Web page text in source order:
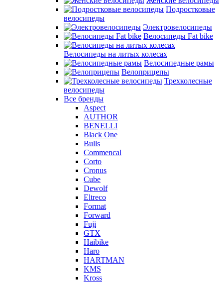
Подростковые
велосипеды
Электровелосипеды
Велосипеды Fat bike
Велосипеды на литых колесах
Велосипедные рамы
Велоприцепы
Трехколесные
велосипеды
Все бренды
Aspect
AUTHOR
BENELLI
Black One
Bulls
Commencal
Corto
Cronus
Cube
Dewolf
Eltreco
Format
Forward
Fuji
GTX
Haibike
Haro
HARTMAN
KMS
Kross